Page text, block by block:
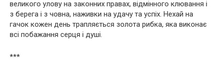
великого улову на законних правах, відмінного клювання і
з берега і з човна, наживки на удачу та успіх. Нехай на
гачок кожен день трапляється золота рибка, яка виконає
всі побажання серця і душі.
***